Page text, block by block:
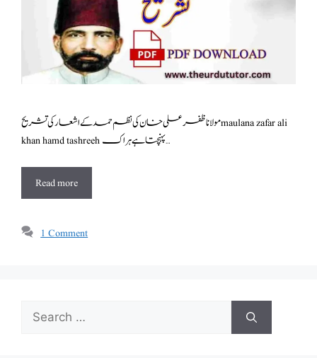
مولانا ظفر علی خان کی نظم حمد کے اشعار کی تشریح maulana zafar ali
khan hamd tashreeh پہنچتا ہے ہراک …
Read more
1 Comment
Search
for: